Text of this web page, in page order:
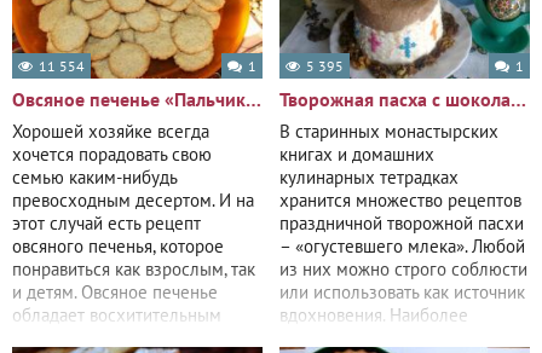
11 554 1
Овсяное печенье «Пальчики оближешь»
Хорошей хозяйке всегда
хочется порадовать свою
семью каким-нибудь
превосходным десертом. И на
этот случай есть рецепт
овсяного печенья, которое
понравиться как взрослым, так
и детям. Овсяное печенье
обладает восхитительным
5 395 1
Творожная пасха с шоколадным верхом
В старинных монастырских
книгах и домашних
кулинарных тетрадках
хранится множество рецептов
праздничной творожной пасхи
– «огустевшего млека». Любой
из них можно строго соблюсти
или использовать как источник
вдохновения. Наиболее